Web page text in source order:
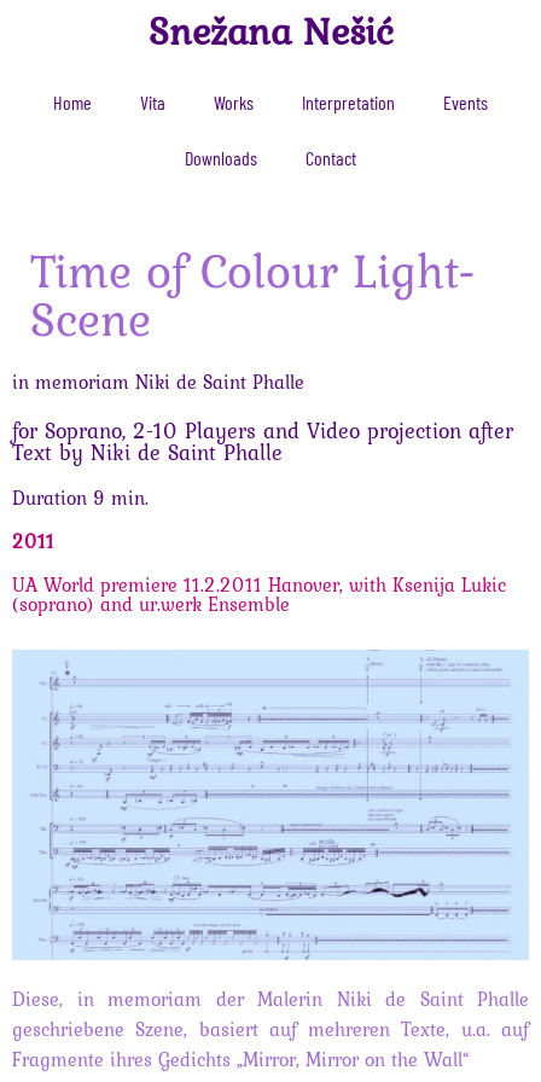
Snežana Nešić
Home Vita Works Interpretation Events
Downloads Contact
Time of Colour Light-
Scene
in memoriam Niki de Saint Phalle
for Soprano, 2-10 Players and Video projection after
Text by Niki de Saint Phalle
Duration 9 min.
2011
UA World premiere 11.2.2011 Hanover, with Ksenija Lukic
(soprano) and ur.werk Ensemble
Diese, in memoriam der Malerin Niki de Saint Phalle
geschriebene Szene, basiert auf mehreren Texte, u.a. auf
Fragmente ihres Gedichts „Mirror, Mirror on the Wall“